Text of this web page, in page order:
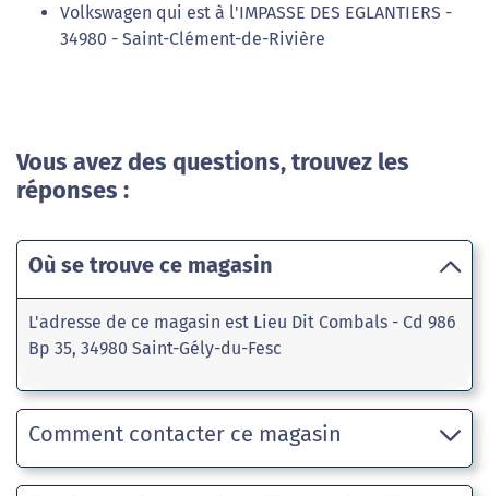
Volkswagen qui est à l'IMPASSE DES EGLANTIERS -
34980 - Saint-Clément-de-Rivière
Vous avez des questions, trouvez les
réponses :
Où se trouve ce magasin
L'adresse de ce magasin est Lieu Dit Combals - Cd 986
Bp 35, 34980 Saint-Gély-du-Fesc
Comment contacter ce magasin